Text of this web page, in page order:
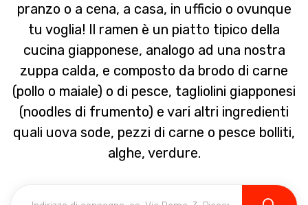
pranzo o a cena, a casa, in ufficio o ovunque
tu voglia! Il ramen è un piatto tipico della
cucina giapponese, analogo ad una nostra
zuppa calda, e composto da brodo di carne
(pollo o maiale) o di pesce, tagliolini giapponesi
(noodles di frumento) e vari altri ingredienti
quali uova sode, pezzi di carne o pesce bolliti,
alghe, verdure.